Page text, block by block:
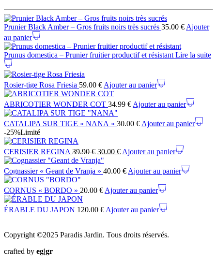
Prunier Black Amber – Gros fruits noirs très sucrés 35.00 € Ajouter
au panier
Prunus domestica – Prunier fruitier productif et résistant Lire la suite
Rosier-tige Rosa Friesia 59.00 € Ajouter au panier
ABRICOTIER WONDER COT 34.99 € Ajouter au panier
CATALIPA SUR TIGE « NANA » 30.00 € Ajouter au panier
-25%Limité
CERISIER REGINA 39.90€ 30.00 € Ajouter au panier
Cognassier « Geant de Vranja » 40.00 € Ajouter au panier
CORNUS « BORDO » 20.00 € Ajouter au panier
ÉRABLE DU JAPON 120.00 € Ajouter au panier
Copyright ©2025 Paradis Jardin. Tous droits réservés.
crafted by eg|gr